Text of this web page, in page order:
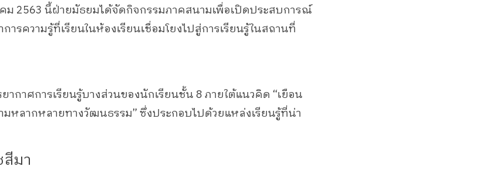
ม 2563 นี้ฝ่ายมัธยมได้จัดกิจกรรมภาคสนามเพื่อเปิดประสบการณ์
ารความรู้ที่เรียนในห้องเรียนเชื่อมโยงไปสู่การเรียนรู้ในสถานที่
กาศการเรียนรู้บางส่วนของนักเรียนชั้น 8 ภายใต้แนวคิด “เยือน
หลากหลายทางวัฒนธรรม” ซึ่งประกอบไปด้วยแหล่งเรียนรู้ที่น่า
มา